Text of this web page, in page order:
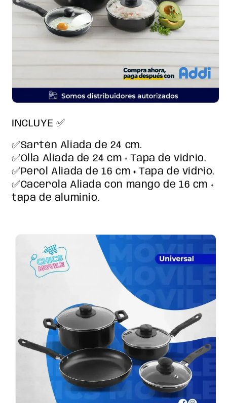
INCLUYE ✅
✅Sartén Aliada de 24 cm.
✅Olla Aliada de 24 cm + Tapa de vidrio.
✅Perol Aliada de 16 cm + Tapa de vidrio.
✅Cacerola Aliada con mango de 16 cm +
tapa de aluminio.